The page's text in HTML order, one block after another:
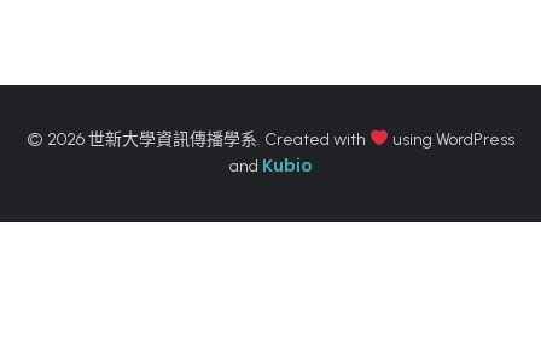
© 2026 世新大學資訊傳播學系. Created with
using WordPress
and Kubio